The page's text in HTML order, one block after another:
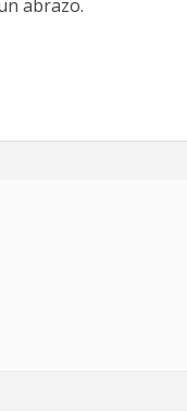
abrazo.